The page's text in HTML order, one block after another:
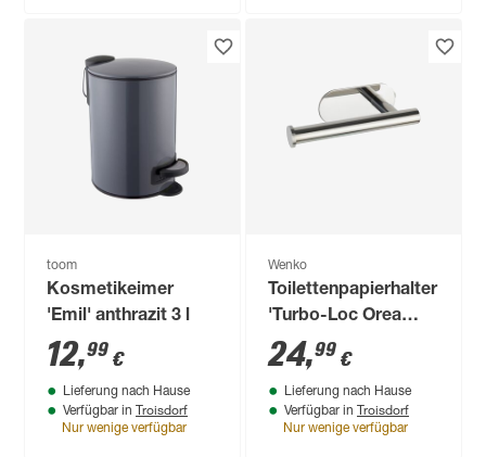
toom
Kosmetikeimer
'Emil' anthrazit 3 l
12,99 €
Lieferung nach Hause
Verfügbar in Troisdorf
Nur wenige verfügbar
Wenko
Toilettenpapierhalter
'Turbo-Loc Orea
Shine' Edelstahl
glänzend
24,99 €
Lieferung nach Hause
Verfügbar in Troisdorf
Nur wenige verfügbar